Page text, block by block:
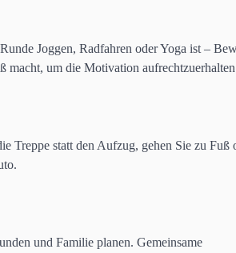
Joggen, Radfahren oder Yoga ist –
macht, um die Motivation
Treppe statt den Aufzug, gehen Sie zu Fuß
und Familie planen. Gemeinsame